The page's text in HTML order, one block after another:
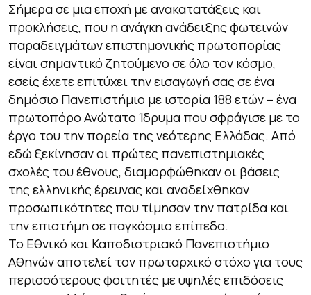
Σήμερα σε μια εποχή με ανακατατάξεις και
προκλήσεις, που η ανάγκη ανάδειξης φωτεινών
παραδειγμάτων επιστημονικής πρωτοπορίας
είναι σημαντικό ζητούμενο σε όλο τον κόσμο,
εσείς έχετε επιτύχει την εισαγωγή σας σε ένα
δημόσιο Πανεπιστήμιο με ιστορία 188 ετών – ένα
πρωτοπόρο Ανώτατο Ίδρυμα που σφράγισε με το
έργο του την πορεία της νεότερης Ελλάδας. Από
εδώ ξεκίνησαν οι πρώτες πανεπιστημιακές
σχολές του έθνους, διαμορφώθηκαν οι βάσεις
της ελληνικής έρευνας και αναδείχθηκαν
προσωπικότητες που τίμησαν την πατρίδα και
την επιστήμη σε παγκόσμιο επίπεδο.
Το Εθνικό και Καποδιστριακό Πανεπιστήμιο
Αθηνών αποτελεί τον πρωταρχικό στόχο για τους
περισσότερους φοιτητές με υψηλές επιδόσεις